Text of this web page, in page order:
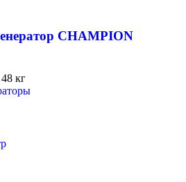
CHAMPION
48 кг